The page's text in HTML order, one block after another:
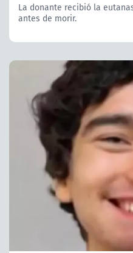
La donante recibió la
antes de morir.